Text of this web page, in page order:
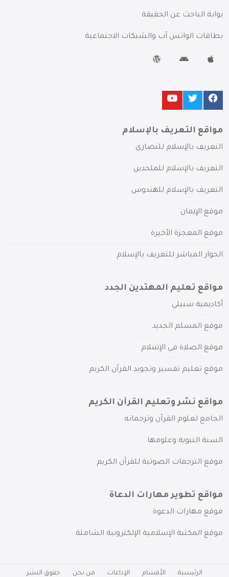
بوابة الباحث عن الحقيقة
بطاقات الواتس آب والشبكات الاجتماعية
مواقع التعريف بالإسلام
التعريف بالإسلام للنصارى
التعريف بالإسلام للملحدين
التعريف بالإسلام للهندوس
موقع الإيمان
موقع المعجزة الأخيرة
الحوار المباشر للتعريف بالإسلام
مواقع تعليم المهتدين الجدد
أكاديمية سبيلي
موقع المسلم الجديد
موقع الصلاة في الإسلام
موقع تعليم تفسير وتجويد القرآن الكريم
مواقع نشر وتعليم القرآن الكريم
الجامع لعلوم القرآن وترجماته
السنة النبوية وعلومها
موقع الترجمات الصوتية للقرآن الكريم
مواقع تطوير مهارات الدعاة
موقع مهارات الدعوة
موقع المكتبة الإسلامية الإلكترونية الشاملة
الرئيسية الأقسام الإذاعات من نحن حقوق النشر